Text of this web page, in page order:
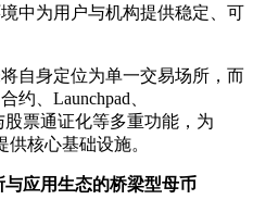
中为用户与机构提供稳定、可
自身定位为单一交易场所，而
约、Launchpad、
股票通证化等多重功能，为
核心基础设施。
应用生态的桥梁型母币